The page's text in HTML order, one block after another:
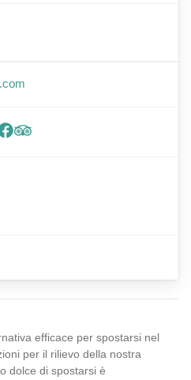
efficace per spostarsi nel
per il rilievo della nostra
dolce di spostarsi è